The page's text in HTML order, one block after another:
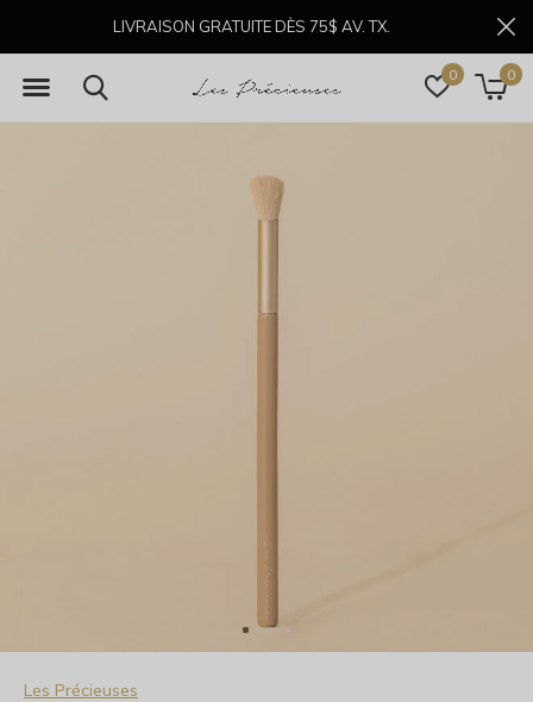
0 0
LIVRAISON GRATUITE DÈS 75$ AV. TX.
Les Précieuses